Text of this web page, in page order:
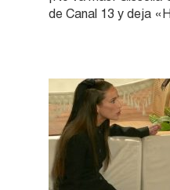
de Canal 13 y deja